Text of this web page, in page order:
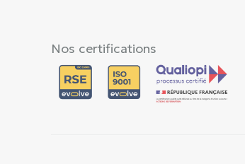
Nos certifications